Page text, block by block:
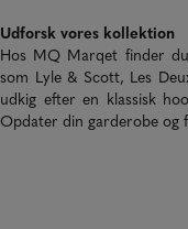
Udforsk vores kollektion
Hos MQ Marqet finder
som Lyle & Scott, Les
udkig efter en klassisk
Opdater din garderobe og